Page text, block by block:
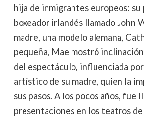
hija de inmigrantes europeos: su
boxeador irlandés llamado John
madre, una modelo alemana,
pequeña, Mae mostró
del espectáculo, influenciada
artístico de su madre, quien la
sus pasos. A los pocos años, fue
presentaciones en los teatros de